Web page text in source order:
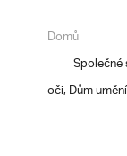
Domů
oči, Dům